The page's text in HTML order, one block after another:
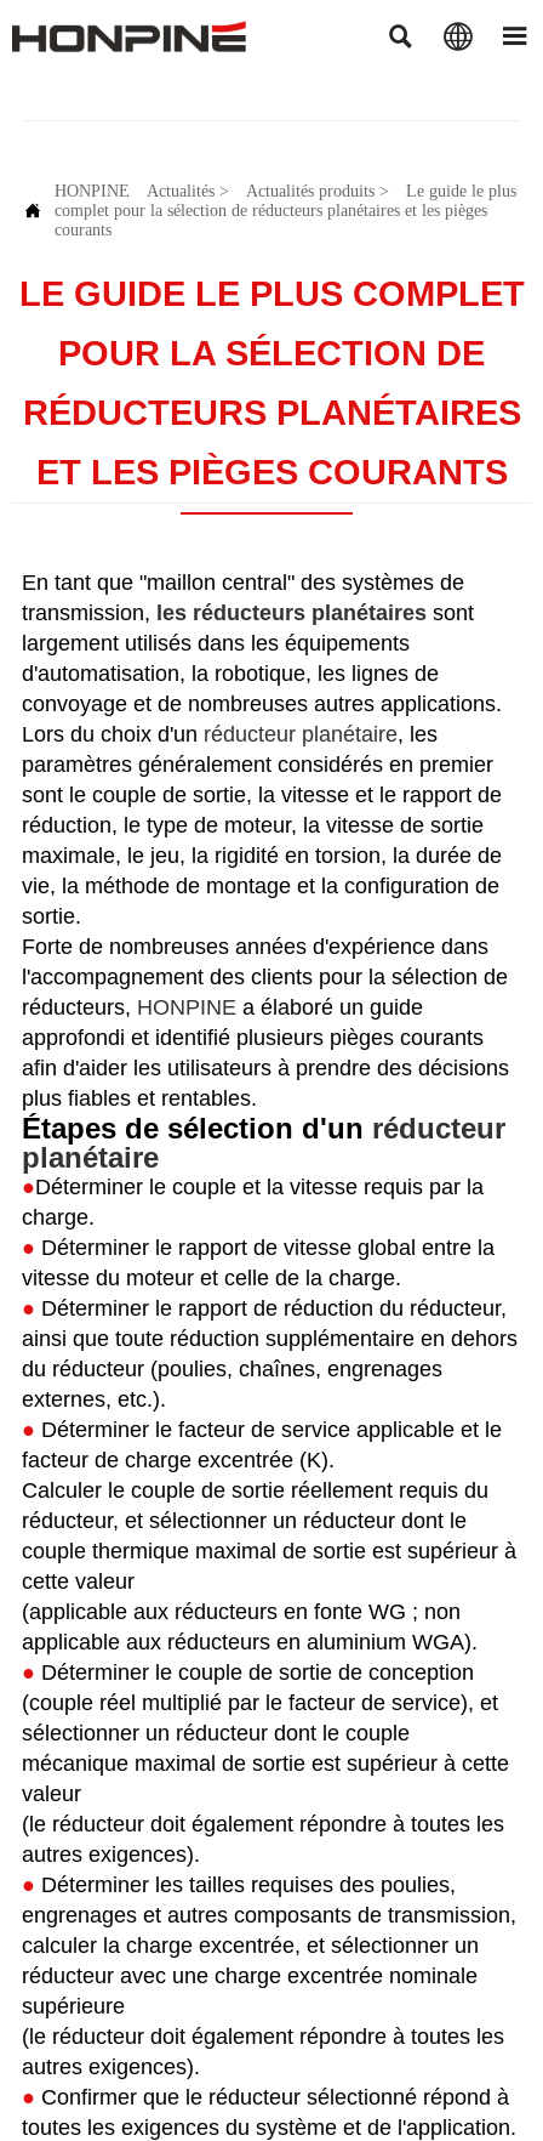
  

HONPINE Actualités> Actualités produits>
Le guide le plus
complet pour la sélection de réducteurs planétaires et les pièges
courants
LE GUIDE LE PLUS COMPLET
POUR LA SÉLECTION DE
RÉDUCTEURS PLANÉTAIRES
ET LES PIÈGES COURANTS
En tant que "maillon central" des systèmes de
transmission, les réducteurs planétairessont
largement utilisés dans les équipements
d'automatisation, la robotique, les lignes de
convoyage et de nombreuses autres applications.
Lors du choix d'un réducteur planétaire, les
paramètres généralement considérés en premier
sont le couple de sortie, la vitesse et le rapport de
réduction, le type de moteur, la vitesse de sortie
maximale, le jeu, la rigidité en torsion, la durée de
vie, la méthode de montage et la configuration de
sortie.
Forte de nombreuses années d'expérience dans
l'accompagnement des clients pour la sélection de
réducteurs, HONPINE a élaboré un guide
approfondi et identifié plusieurs pièges courants
afin d'aider les utilisateurs à prendre des décisions
plus fiables et rentables.
Étapes de sélection d'un réducteur
planétaire
●Déterminer le couple et la vitesse requis par la
charge.
● Déterminer le rapport de vitesse global entre la
vitesse du moteur et celle de la charge.
● Déterminer le rapport de réduction du réducteur,
ainsi que toute réduction supplémentaire en dehors
du réducteur (poulies, chaînes, engrenages
externes, etc.).
● Déterminer le facteur de service applicable et le
facteur de charge excentrée (K).
Calculer le couple de sortie réellement requis du
réducteur, et sélectionner un réducteur dont le
couple thermique maximal de sortie est supérieur à
cette valeur
(applicable aux réducteurs en fonte WG ; non
applicable aux réducteurs en aluminium WGA).
● Déterminer le couple de sortie de conception
(couple réel multiplié par le facteur de service), et
sélectionner un réducteur dont le couple
mécanique maximal de sortie est supérieur à cette
valeur
(le réducteur doit également répondre à toutes les
autres exigences).
● Déterminer les tailles requises des poulies,
engrenages et autres composants de transmission,
calculer la charge excentrée, et sélectionner un
réducteur avec une charge excentrée nominale
supérieure
(le réducteur doit également répondre à toutes les
autres exigences).
● Confirmer que le réducteur sélectionné répond à
toutes les exigences du système et de l'application.